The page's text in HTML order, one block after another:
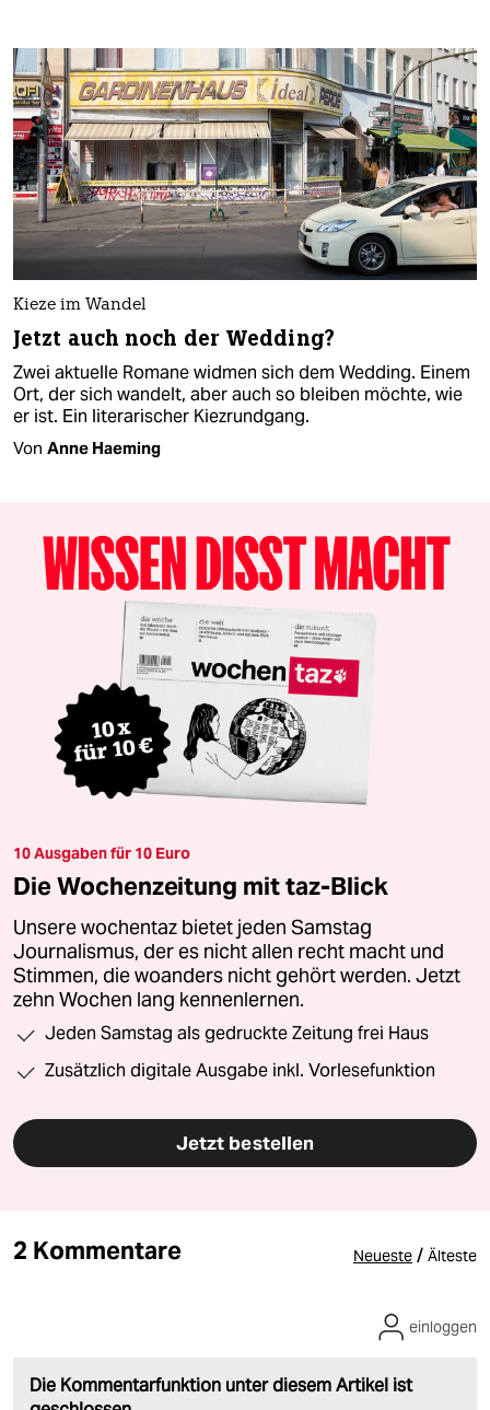
Kieze im Wandel
Jetzt auch noch der Wedding?
Zwei aktuelle Romane widmen sich dem Wedding. Einem
Ort, der sich wandelt, aber auch so bleiben möchte, wie
er ist. Ein literarischer Kiezrundgang.
Von Anne Haeming
10 Ausgaben für 10 Euro
Die Wochenzeitung mit taz-Blick
Unsere wochentaz bietet jeden Samstag
Journalismus, der es nicht allen recht macht und
Stimmen, die woanders nicht gehört werden. Jetzt
zehn Wochen lang kennenlernen.
Jeden Samstag als gedruckte Zeitung frei Haus
Zusätzlich digitale Ausgabe inkl. Vorlesefunktion
Jetzt bestellen
2 Kommentare Neueste / Älteste
Die Kommentarfunktion unter diesem Artikel ist
einloggen